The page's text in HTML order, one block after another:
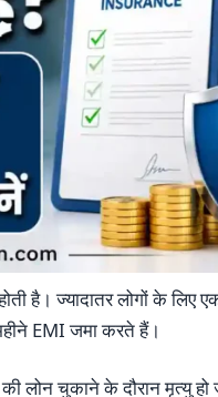
है। ज्यादातर लोगों के लिए
EMI जमा करते हैं।
चुकाने के दौरान मृत्यु हो